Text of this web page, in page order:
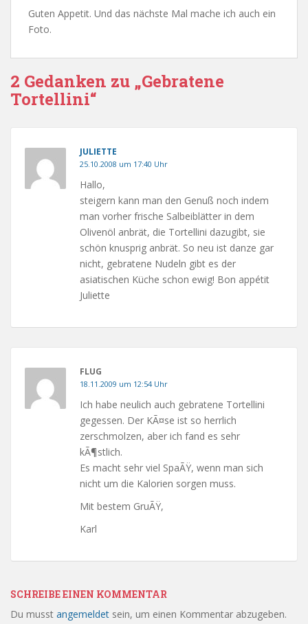
Guten Appetit. Und das nächste Mal mache ich auch ein
Foto.
2 Gedanken zu „Gebratene
Tortellini“
JULIETTE
25.10.2008 um 17:40 Uhr
Hallo,
steigern kann man den Genuß noch indem
man vorher frische Salbeiblätter in dem
Olivenöl anbrät, die Tortellini dazugibt, sie
schön knusprig anbrät. So neu ist danze gar
nicht, gebratene Nudeln gibt es der
asiatischen Küche schon ewig! Bon appétit
Juliette
FLUG
18.11.2009 um 12:54 Uhr
Ich habe neulich auch gebratene Tortellini
gegessen. Der KÃ¤se ist so herrlich
zerschmolzen, aber ich fand es sehr
kÃ¶stlich.
Es macht sehr viel SpaÃŸ, wenn man sich
nicht um die Kalorien sorgen muss.
Mit bestem GruÃŸ,
Karl
SCHREIBE EINEN KOMMENTAR
Du musst angemeldet sein, um einen Kommentar abzugeben.